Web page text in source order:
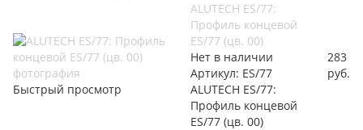
Быстрый просмотр
ALUTECH ES/77:
Профиль концевой
ES/77 (цв. 00)
Нет в наличии
Артикул: ES/77
ALUTECH ES/77:
Профиль концевой
ES/77 (цв. 00)
283
руб.